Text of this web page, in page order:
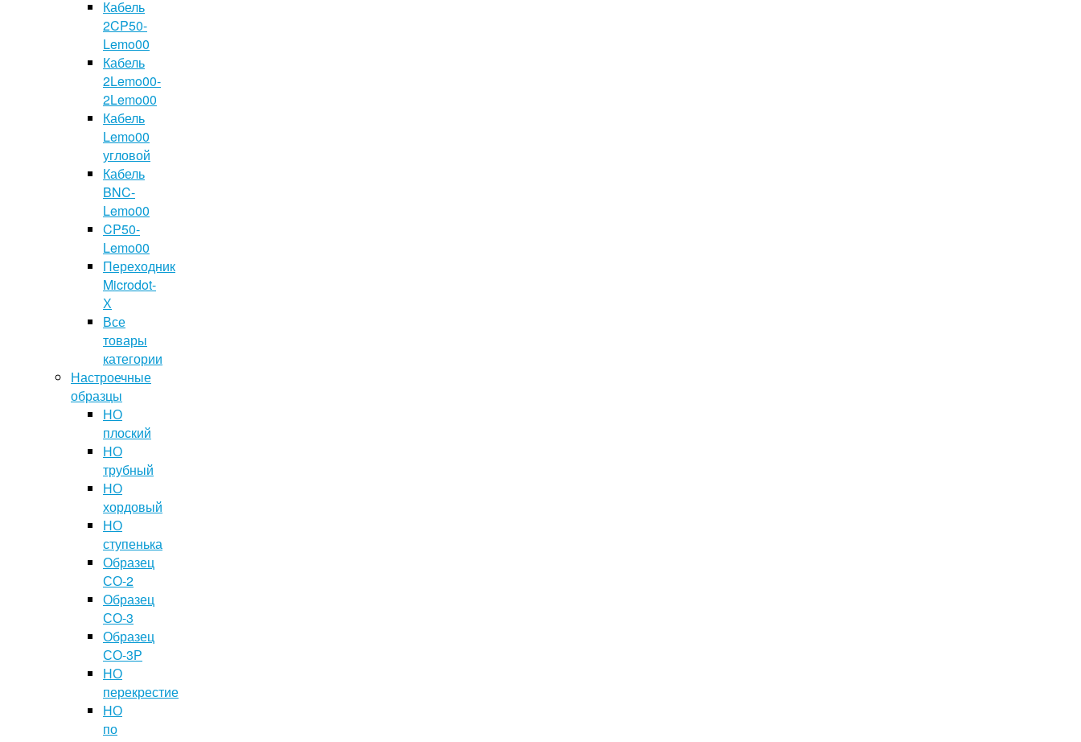
Кабель
2CP50-
Lemo00
Кабель
2Lemo00-
2Lemo00
Кабель
Lemo00
угловой
Кабель
BNC-
Lemo00
CP50-
Lemo00
Переходник
Microdot-
Х
Все
товары
категории
Настроечные
образцы
НО
плоский
НО
трубный
НО
хордовый
НО
ступенька
Образец
СО-2
Образец
СО-3
Образец
СО-3Р
НО
перекрестие
НО
по